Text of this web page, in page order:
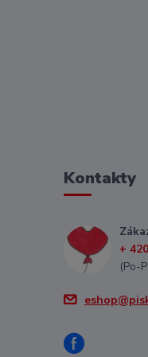
Kontakty
+
(Po-